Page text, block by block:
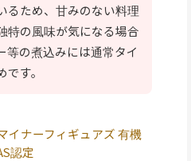
るため、甘みのない料理
特の風味が気になる場合
等の煮込みには通常タイ
す。
イナーフィギュアズ 有機
認定